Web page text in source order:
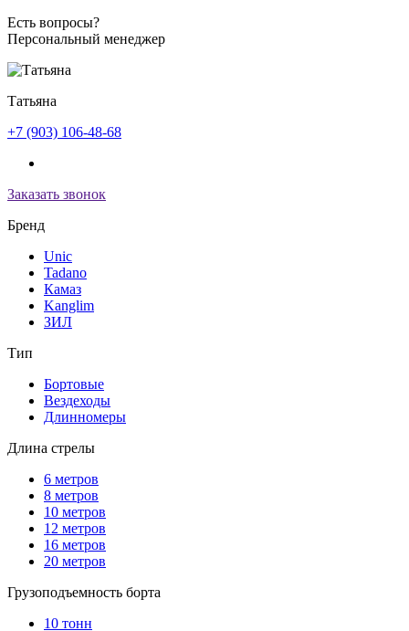
Есть вопросы?
Персональный менеджер
Татьяна
+7 (903) 106-48-68
Заказать звонок
Бренд
Unic
Tadano
Камаз
Kanglim
ЗИЛ
Тип
Бортовые
Вездеходы
Длинномеры
Длина стрелы
6 метров
8 метров
10 метров
12 метров
16 метров
20 метров
Грузоподъемность борта
10 тонн